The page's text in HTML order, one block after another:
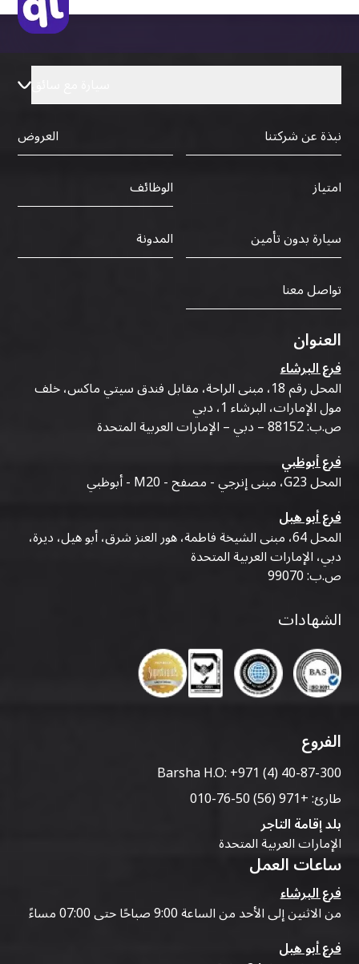
نبذة عن شركتنا
العروض
امتياز
الوظائف
سيارة بدون تأمين
المدونة
تواصل معنا
العنوان
فرع البرشاء
المحل رقم 18، مبنى الراحة، مقابل فندق سيتي ماكس، خلف
مول الإمارات، البرشاء 1، دبي
ص.ب: 88152 – دبي – الإمارات العربية المتحدة
فرع أبوظبي
المحل G23، مبنى إنرجي - مصفح - M20 - أبوظبي
فرع أبو هيل
المحل 64، مبنى الشيخة فاطمة، هور العنز شرق، أبو هيل، ديرة،
دبي، الإمارات العربية المتحدة
ص.ب: 99070
الشهادات
الفروع
Barsha H.O:+971 (4) 40-87-300
طارئ:+971 (56) 50-76-010
بلد إقامة التاجر
الإمارات العربية المتحدة
ساعات العمل
فرع البرشاء
من الاثنين إلى الأحد من الساعة 9:00 صباحًا حتى 07:00 مساءً
فرع أبو هيل